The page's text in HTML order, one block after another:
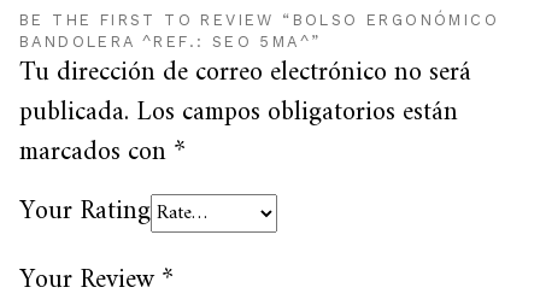
BE THE FIRST TO REVIEW “BOLSO ERGONÓMICO
BANDOLERA ^REF.: SEO 5MA^”
Tu dirección de correo electrónico no será
publicada. Los campos obligatorios están
marcados con*
Your Rating
Your Review*